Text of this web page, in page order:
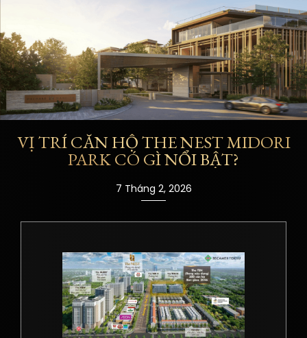
VỊ TRÍ CĂN HỘ THE NEST MIDORI
PARK CÓ GÌ NỔI BẬT?
7 Tháng 2, 2026